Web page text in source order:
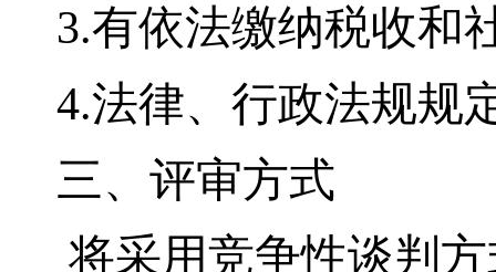
3.有依法缴纳税收和
4.法律、行政法规规
三、评审方式
将采用竞争性谈判